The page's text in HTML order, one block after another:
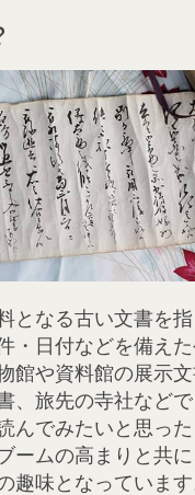
となる古い文書を
・日付などを備え
館や資料館の展示
、旅先の寺社など
んでみたいと思っ
ームの高まりと共
趣味となっています